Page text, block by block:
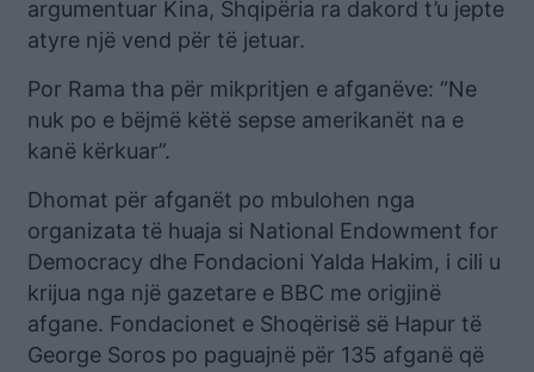
argumentuar Kina, Shqipëria ra dakord t’u jepte
atyre një vend për të jetuar.
Por Rama tha për mikpritjen e afganëve: “Ne
nuk po e bëjmë këtë sepse amerikanët na e
kanë kërkuar”.
Dhomat për afganët po mbulohen nga
organizata të huaja si National Endowment for
Democracy dhe Fondacioni Yalda Hakim, i cili u
krijua nga një gazetare e BBC me origjinë
afgane. Fondacionet e Shoqërisë së Hapur të
George Soros po paguajnë për 135 afganë që